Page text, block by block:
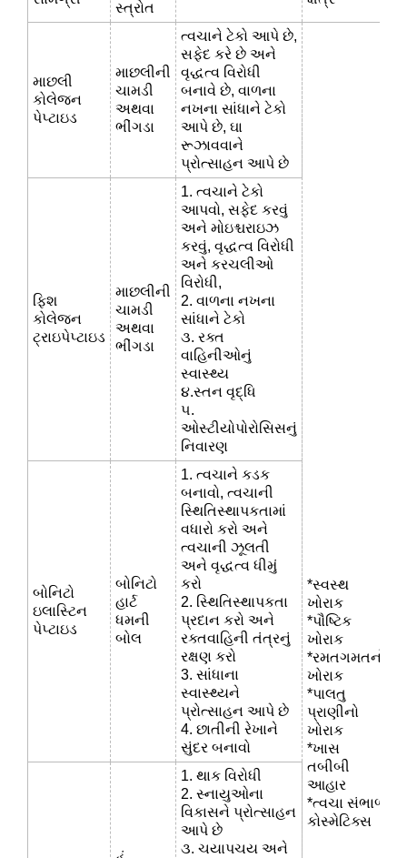
સ્ત્રોત
માછલી
કોલેજન
પેપ્ટાઇડ
માછલીની
ચામડી
અથવા
ભીંગડા
ત્વચાને ટેકો આપે છે,
સફેદ કરે છે અને
વૃદ્ધત્વ વિરોધી
બનાવે છે, વાળના
નખના સાંધાને ટેકો
આપે છે, ઘા
રૂઝાવવાને
પ્રોત્સાહન આપે છે
*સ્વસ્થ
ખોરાક
*પૌષ્ટિક
ખોરાક
*રમતગમતનો
ખોરાક
*પાલતુ
પ્રાણીનો
ખોરાક
*ખાસ
તબીબી
આહાર
*ત્વચા સંભાળ
કોસ્મેટિક્સ
ફિશ
કોલેજન
ટ્રાઇપેપ્ટાઇડ
માછલીની
ચામડી
અથવા
ભીંગડા
1. ત્વચાને ટેકો
આપવો, સફેદ કરવું
અને મોઇશ્ચરાઇઝ
કરવું, વૃદ્ધત્વ વિરોધી
અને કરચલીઓ
વિરોધી,
2. વાળના નખના
સાંધાને ટેકો
૩. રક્ત
વાહિનીઓનું
સ્વાસ્થ્ય
૪.સ્તન વૃદ્ધિ
૫.
ઓસ્ટીયોપોરોસિસનું
નિવારણ
બોનિટો
ઇલાસ્ટિન
પેપ્ટાઇડ
બોનિટો
હાર્ટ
ધમની
બોલ
1. ત્વચાને કડક
બનાવો, ત્વચાની
સ્થિતિસ્થાપકતામાં
વધારો કરો અને
ત્વચાની ઝૂલતી
અને વૃદ્ધત્વ ધીમું
કરો
2. સ્થિતિસ્થાપકતા
પ્રદાન કરો અને
રક્તવાહિની તંત્રનું
રક્ષણ કરો
3. સાંધાના
સ્વાસ્થ્યને
પ્રોત્સાહન આપે છે
4. છાતીની રેખાને
સુંદર બનાવો
1. થાક વિરોધી
2. સ્નાયુઓના
વિકાસને પ્રોત્સાહન
આપે છે
૩. ચયાપચય અને